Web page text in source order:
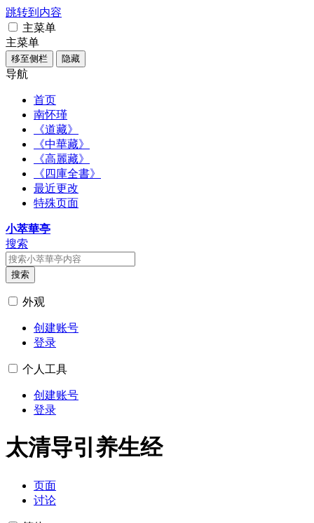
跳转到内容
主菜单
主菜单
移至侧栏 隐藏
导航
首页
南怀瑾
《道藏》
《中華藏》
《高麗藏》
《四庫全書》
最近更改
特殊页面
小萃華亭
搜索
搜索
外观
创建账号
登录
个人工具
创建账号
登录
太清导引养生经
页面
讨论